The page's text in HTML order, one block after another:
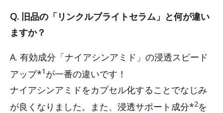
Q. 旧品の「リンクルブライトセラム」と何が違い
ますか？
A. 有効成分「ナイアシンアミド」の浸透スピード
アップ*1 が一番の違いです！
ナイアシンアミドをカプセル化することでなじみ
が良くなりました。また、浸透サポート成分*2を